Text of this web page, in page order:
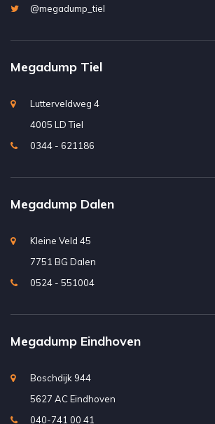
@megadump_tiel
Megadump Tiel
Lutterveldweg 4
4005 LD Tiel
0344 - 621186
Megadump Dalen
Kleine Veld 45
7751 BG Dalen
0524 - 551004
Megadump Eindhoven
Boschdijk 944
5627 AC Eindhoven
040-741 00 41